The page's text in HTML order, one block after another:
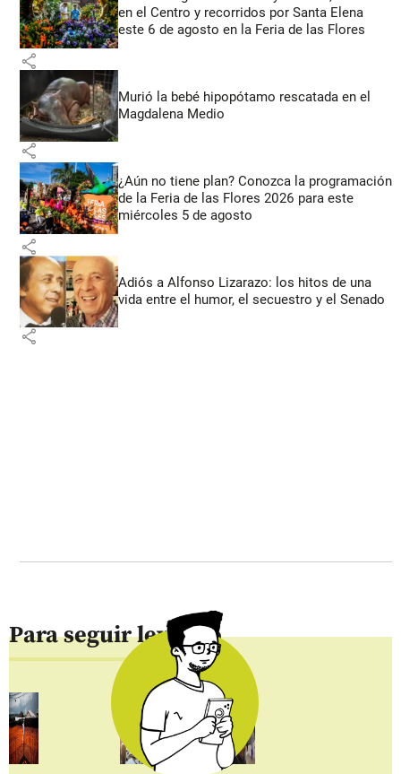
en el Centro y recorridos por Santa Elena
este 6 de agosto en la Feria de las Flores
share
Murió la bebé hipopótamo rescatada en el
Magdalena Medio
share
¿Aún no tiene plan? Conozca la programación
de la Feria de las Flores 2026 para este
miércoles 5 de agosto
share
Adiós a Alfonso Lizarazo: los hitos de una
vida entre el humor, el secuestro y el Senado
share
Para seguir leyendo